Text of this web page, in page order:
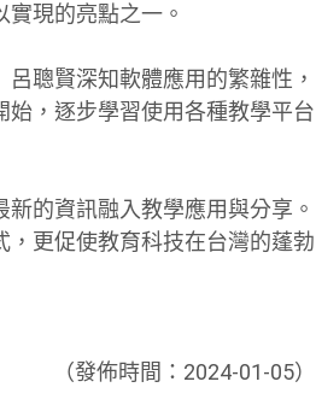
現的亮點之一。
聰賢深知軟體應用的繁雜性，
，逐步學習使用各種教學平台
的資訊融入教學應用與分享。
更促使教育科技在台灣的蓬勃
（發佈時間：2024-01-05）